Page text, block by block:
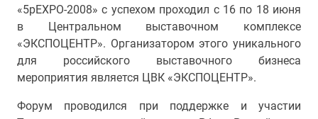
«5рEXPO-2008» с успехом проходил с 16 по 18 июня
в Центральном выставочном комплексе
«ЭКСПОЦЕНТР». Организатором этого уникального
для российского выставочного бизнеса
мероприятия является ЦВК «ЭКСПОЦЕНТР».
Форум проводился при поддержке и участии